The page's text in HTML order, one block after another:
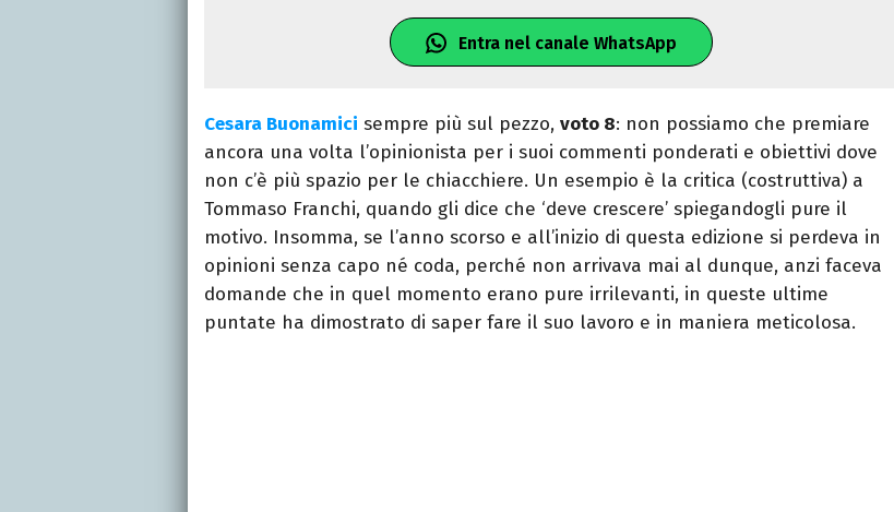
Entra nel canale WhatsApp
Cesara Buonamici sempre più sul pezzo, voto 8: non possiamo che premiare
ancora una volta l’opinionista per i suoi commenti ponderati e obiettivi dove
non c’è più spazio per le chiacchiere. Un esempio è la critica (costruttiva) a
Tommaso Franchi, quando gli dice che ‘deve crescere’ spiegandogli pure il
motivo. Insomma, se l’anno scorso e all’inizio di questa edizione si perdeva in
opinioni senza capo né coda, perché non arrivava mai al dunque, anzi faceva
domande che in quel momento erano pure irrilevanti, in queste ultime
puntate ha dimostrato di saper fare il suo lavoro e in maniera meticolosa.